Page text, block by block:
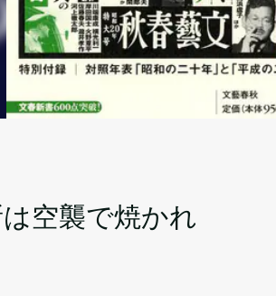
空襲で焼かれ